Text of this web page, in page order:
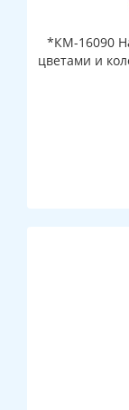
*КМ-16090
цветами и